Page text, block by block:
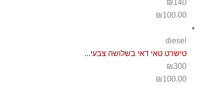
₪140
₪100.00
diesel
טישרט טאי דאי בשלושה צבעי...
₪300
₪100.00